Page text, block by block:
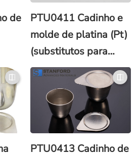
de
PTU0411 Cadinho e
molde de platina (Pt)
(substitutos para
Claisse®)
PTU0413 Cadinho de